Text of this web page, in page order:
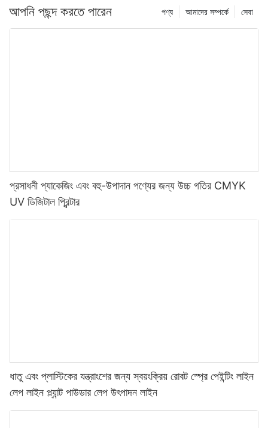
আপনি পছন্দ করতে পারেন সেবা
আমাদের সম্পর্কে
পণ্য
প্রসাধনী প্যাকেজিং এবং বহু-উপাদান পণ্যের জন্য উচ্চ গতির CMYK
UV ডিজিটাল প্রিন্টার
ধাতু এবং প্লাস্টিকের যন্ত্রাংশের জন্য স্বয়ংক্রিয় রোবট স্প্রে পেইন্টিং লাইন
লেপ লাইন প্ল্যান্ট পাউডার লেপ উৎপাদন লাইন